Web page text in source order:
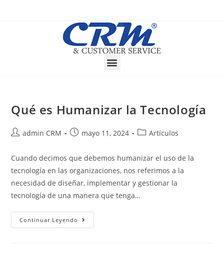
Qué es Humanizar la Tecnología
admin CRM mayo 11, 2024 Artículos
Cuando decimos que debemos humanizar el uso de la
tecnología en las organizaciones, nos referimos a la
necesidad de diseñar, implementar y gestionar la
tecnología de una manera que tenga…
Continuar Leyendo